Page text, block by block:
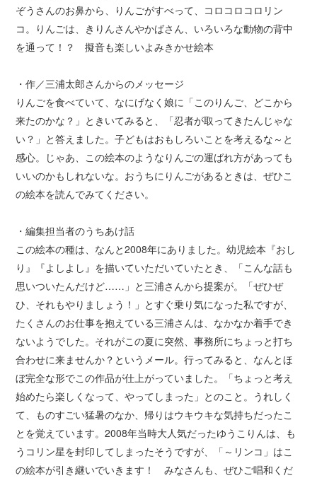
ぞうさんのお鼻から、りんごがすべって、コロコロコロリン
コ。りんごは、きりんさんやかばさん、いろいろな動物の背中
を通って！？ 擬音も楽しいよみきかせ絵本
・作／三浦太郎さんからのメッセージ
りんごを食べていて、なにげなく娘に「このりんご、どこから
来たのかな？」ときいてみると、「忍者が取ってきたんじゃな
い？」と答えました。子どもはおもしろいことを考えるな～と
感心。じゃあ、この絵本のようなりんごの運ばれ方があっても
いいのかもしれないな。おうちにりんごがあるときは、ぜひこ
の絵本を読んでみてください。
・編集担当者のうちあけ話
この絵本の種は、なんと2008年にありました。幼児絵本『おし
り』『よしよし』を描いていただいていたとき、「こんな話も
思いついたんだけど……」と三浦さんから提案が。「ぜひぜ
ひ、それもやりましょう！」とすぐ乗り気になった私ですが、
たくさんのお仕事を抱えている三浦さんは、なかなか着手でき
ないようでした。それがこの夏に突然、事務所にちょっと打ち
合わせに来ませんか？というメール。行ってみると、なんとほ
ぼ完全な形でこの作品が仕上がっていました。「ちょっと考え
始めたら楽しくなって、やってしまった」とのこと。うれしく
て、ものすごい猛暑のなか、帰りはウキウキな気持ちだったこ
とを覚えています。2008年当時大人気だったゆうこりんは、も
うコリン星を封印してしまったそうですが、「～リンコ」はこ
の絵本が引き継いでいきます！ みなさんも、ぜひご唱和くだ